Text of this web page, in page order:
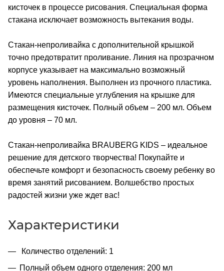
кисточек в процессе рисования. Специальная форма
стакана исключает возможность вытекания воды.
Стакан-непроливайка с дополнительной крышкой
точно предотвратит проливание. Линия на прозрачном
корпусе указывает на максимально возможный
уровень наполнения. Выполнен из прочного пластика.
Имеются специальные углубления на крышке для
размещения кисточек. Полный объем – 200 мл. Объем
до уровня – 70 мл.
Стакан-непроливайка BRAUBERG KIDS – идеальное
решение для детского творчества! Покупайте и
обеспечьте комфорт и безопасность своему ребенку во
время занятий рисованием. Волшебство простых
радостей жизни уже ждет вас!
Характеристики
Количество отделений: 1
Полный объем одного отделения: 200 мл